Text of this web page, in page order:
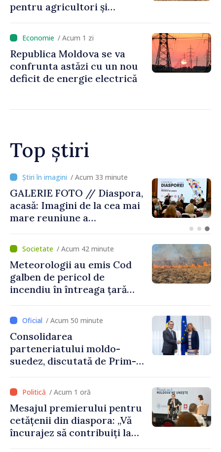
pentru agricultori și
rurală în luna iulie
/ Acum 1 zi
Republica Moldova se va
confrunta astăzi cu un nou
deficit de energie electrică
Top știri
/ Acum 5 minute
Premierul Vasile Tofan, la
Forumul Diasporei: „Trebuie
să îmbunătățim viața
motoarele economiei”
/ Acum 42 minute
Meteorologii au emis Cod
galben de pericol de
incendiu în întreaga țară
/ Acum 50 minute
Consolidarea
parteneriatului moldo-
suedez, discutată de Prim-
Ambasadoarea Suediei,
Petra Lärke/ Acum 1 oră
Mesajul premierului pentru
cetățenii din diaspora: „Vă
încurajez să contribuiți la